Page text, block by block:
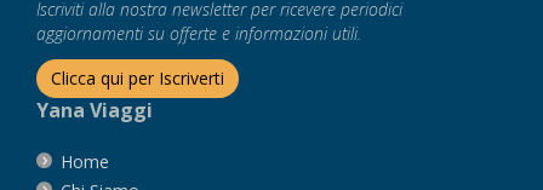
Iscriviti alla nostra newsletter per ricevere periodici
aggiornamenti su offerte e informazioni utili.
Clicca qui per Iscriverti
Yana Viaggi
Home